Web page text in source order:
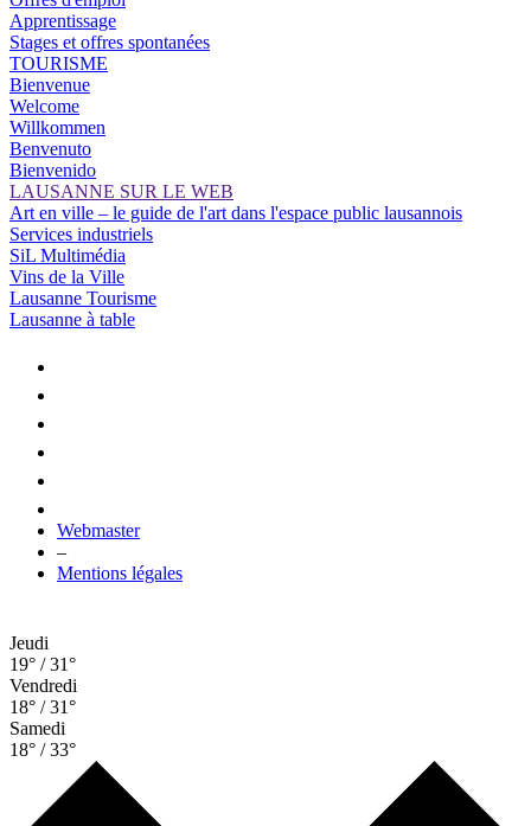
Apprentissage
Stages et offres spontanées
TOURISME
Bienvenue
Welcome
Willkommen
Benvenuto
Bienvenido
LAUSANNE SUR LE WEB
Art en ville – le guide de l'art dans l'espace public lausannois
Services industriels
SiL Multimédia
Vins de la Ville
Lausanne Tourisme
Lausanne à table
Webmaster
–
Mentions légales
Jeudi
19° / 31°
Vendredi
18° / 31°
Samedi
18° / 33°